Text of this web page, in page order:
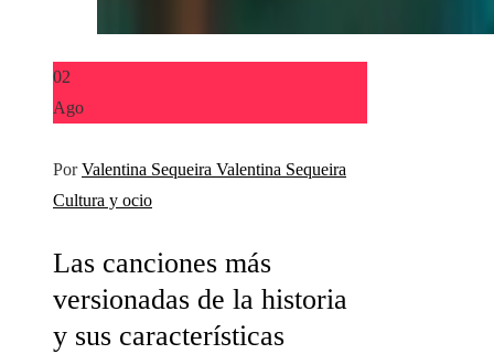
02
Ago
PorValentina Sequeira Valentina Sequeira
Cultura y ocio
Las canciones más
versionadas de la historia
y sus características